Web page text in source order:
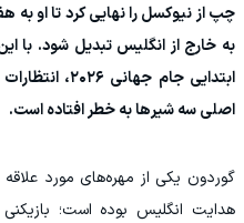
چپ از نیوکسل را نهایی کرد تا او
به خارج از انگلیس تبدیل شود. با
ابتدایی جام
اصلی سه شیرها به خطر افتاده است.
گوردون یکی از مهره‌های مورد
هدایت انگلیس بوده است؛